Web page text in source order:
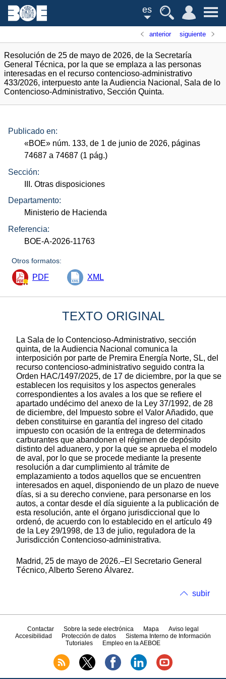
es
anterior siguiente
Resolución de 25 de mayo de 2026, de la Secretaría
General Técnica, por la que se emplaza a las personas
interesadas en el recurso contencioso-administrativo
433/2026, interpuesto ante la Audiencia Nacional, Sala de lo
Contencioso-Administrativo, Sección Quinta.
Publicado en:
«BOE» núm. 133, de 1 de junio de 2026, páginas
74687 a 74687 (1 pág.)
Sección:
III. Otras disposiciones
Departamento:
Ministerio de Hacienda
Referencia:
BOE-A-2026-11763
Otros formatos:
PDF XML
TEXTO ORIGINAL
La Sala de lo Contencioso-Administrativo, sección
quinta, de la Audiencia Nacional comunica la
interposición por parte de Premira Energía Norte, SL, del
recurso contencioso-administrativo seguido contra la
Orden HAC/1497/2025, de 17 de diciembre, por la que se
establecen los requisitos y los aspectos generales
correspondientes a los avales a los que se refiere el
apartado undécimo del anexo de la Ley 37/1992, de 28
de diciembre, del Impuesto sobre el Valor Añadido, que
deben constituirse en garantía del ingreso del citado
impuesto con ocasión de la entrega de determinados
carburantes que abandonen el régimen de depósito
distinto del aduanero, y por la que se aprueba el modelo
de aval, por lo que se procede mediante la presente
resolución a dar cumplimiento al trámite de
emplazamiento a todos aquellos que se encuentren
interesados en aquel, disponiendo de un plazo de nueve
días, si a su derecho conviene, para personarse en los
autos, a contar desde el día siguiente a la publicación de
esta resolución, ante el órgano jurisdiccional que lo
ordenó, de acuerdo con lo establecido en el artículo 49
de la Ley 29/1998, de 13 de julio, reguladora de la
Jurisdicción Contencioso-administrativa.
Madrid, 25 de mayo de 2026.–El Secretario General
Técnico, Alberto Sereno Álvarez.
subir
Contactar Sobre la sede electrónica Mapa
Aviso legal
Accesibilidad
Protección de datos
Sistema Interno de Información
Tutoriales
Empleo en la AEBOE